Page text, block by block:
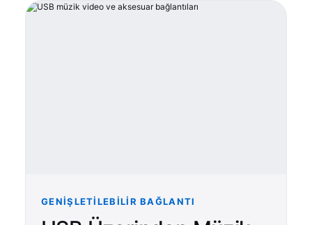
GENIŞLETILEBILIR BAĞLANTI